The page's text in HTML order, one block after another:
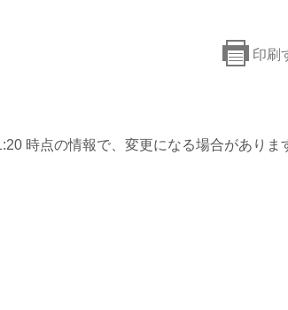
印刷
時点の情報で、変更になる場合がありま